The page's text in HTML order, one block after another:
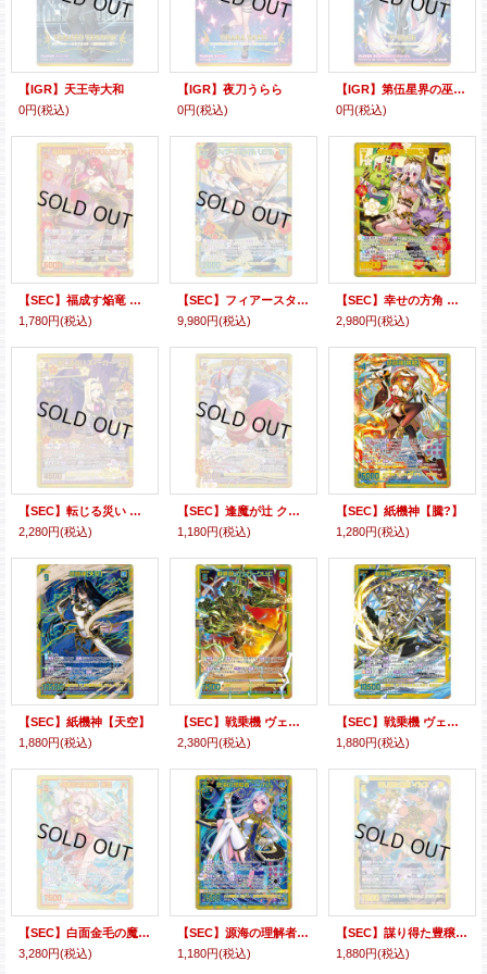
【IGR】天王寺大和
0円(税込)
【IGR】夜刀うらら
0円(税込)
【IGR】第伍星界の巫女ヴィヴァーチェ
0円(税込)
【SEC】福成す焔竜 ロードクリムゾン
1,780円(税込)
【SEC】フィアースタイル リゲル
9,980円(税込)
【SEC】幸せの方角 姫君と竜
2,980円(税込)
【SEC】転じる災い ズィーガー
2,280円(税込)
【SEC】逢魔が辻 クレプス
1,180円(税込)
【SEC】紙機神【騰?】
1,280円(税込)
【SEC】紙機神【天空】
1,880円(税込)
【SEC】戦乗機 ヴェガークLtC
2,380円(税込)
【SEC】戦乗機 ヴェガークGuC
1,880円(税込)
【SEC】白面金毛の魔性 玉藻
3,280円(税込)
【SEC】源海の理解者 ニンガル
1,180円(税込)
【SEC】謀り得た豊穣 イシス
1,880円(税込)